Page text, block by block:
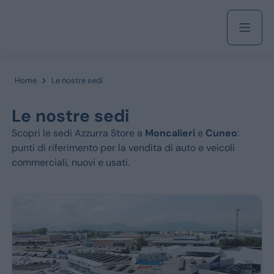
Acquista
Azienda
Servizi
Fiat
Jeep
Alfa Romeo
Home Le nostre sedi
Le nostre sedi
Scopri le sedi Azzurra Store a Moncalierie Cuneo:
punti di riferimento per la vendita di auto e veicoli
commerciali, nuovi e usati.